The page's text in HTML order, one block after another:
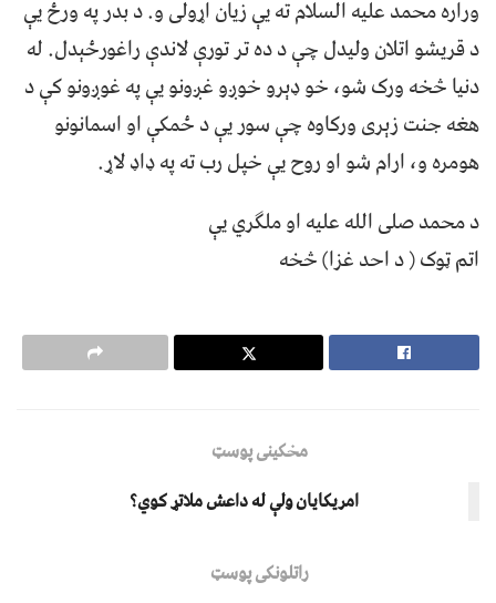
وراره محمد عليه السلام ته يې زيان اړولی و. د بدر په ورځ يې
د قريشو اتلان وليدل چې د ده تر تورې لاندې راغورځېدل. له
دنيا څخه ورک شو، خو ډېرو خوږو غږونو يې په غوږونو کې د
هغه جنت زېری ورکاوه چې سور يې د ځمکې او اسمانونو
هومره و، ارام شو او روح يې خپل رب ته په ډاډ لاړ.
د محمد صلی الله علیه او ملګري يې
اتم ټوک ( د احد غزا) څخه
مخکینی پوسټ
امریکایان ولې له داعش ملاتړ کوي؟
راتلونکی پوسټ